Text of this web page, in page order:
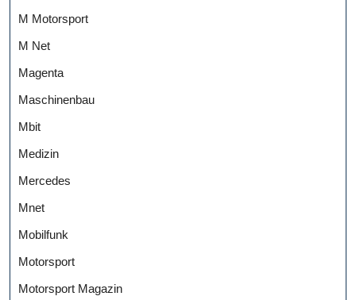
M Motorsport
M Net
Magenta
Maschinenbau
Mbit
Medizin
Mercedes
Mnet
Mobilfunk
Motorsport
Motorsport Magazin